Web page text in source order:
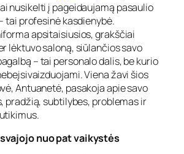
nusikelti į pageidaujamą pasaulio
tai profesinė kasdienybė.
apsitaisiusios, grakščiai
lėktuvo saloną, siūlančios savo
– tai personalo dalis, be kurio
Viena žavi šios
Antuanetė, pasakoja apie savo
pradžią, subtilybes, problemas ir
nuo pat vaikystės